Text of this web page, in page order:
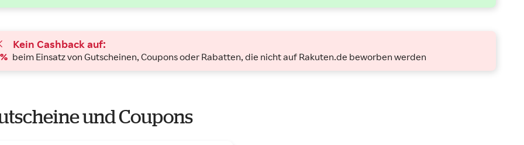
Kein Cashback auf:
beim Einsatz von Gutscheinen, Coupons oder Rabatten, die nicht auf Rakuten.de beworben werden
und Coupons